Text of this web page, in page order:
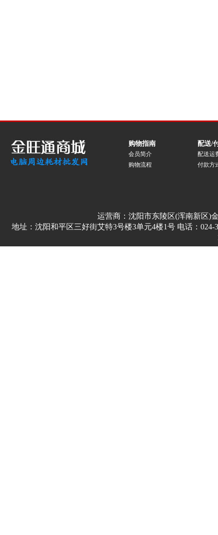
购物指南
会员简介
购物流程
配送/
配送运
付款方
运营商：沈阳市东陵区(浑南新区)
地址：沈阳和平区三好街艾特3号楼3单元4楼1号 电话：024-